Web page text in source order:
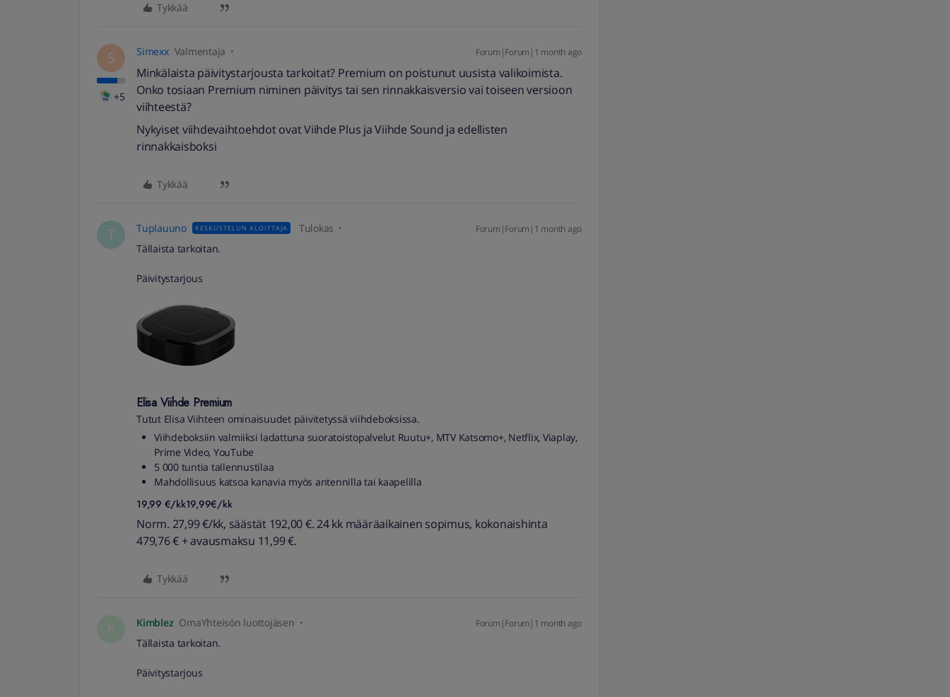
Tykkää
S
+5
Simexx Valmentaja Forum|Forum|1 month ago
Minkälaista päivitystarjousta tarkoitat? Premium on poistunut uusista valikoimista.
Onko tosiaan Premium niminen päivitys tai sen rinnakkaisversio vai toiseen versioon
viihteestä?
Nykyiset viihdevaihtoehdot ovat Viihde Plus ja Viihde Sound ja edellisten
rinnakkaisboksi
Tykkää
T Tuplauuno KESKUSTELUN ALOITTAJA Tulokas Forum|Forum|1 month ago
Tällaista tarkoitan.
Päivitystarjous
Elisa Viihde Premium
Tutut Elisa Viihteen ominaisuudet päivitetyssä viihdeboksissa.
Viihdeboksiin valmiiksi ladattuna suoratoistopalvelut Ruutu+, MTV Katsomo+, Netflix, Viaplay,
Prime Video, YouTube
5 000 tuntia tallennustilaa
Mahdollisuus katsoa kanavia myös antennilla tai kaapelilla
19,99 €/kk19,99€/kk
Norm. 27,99 €/kk, säästät 192,00 €. 24 kk määräaikainen sopimus, kokonaishinta
479,76 € + avausmaksu 11,99 €.
Tykkää
Kimblez OmaYhteisön luottojäsen Forum|Forum|1 month ago
Tällaista tarkoitan.
Päivitystarjous